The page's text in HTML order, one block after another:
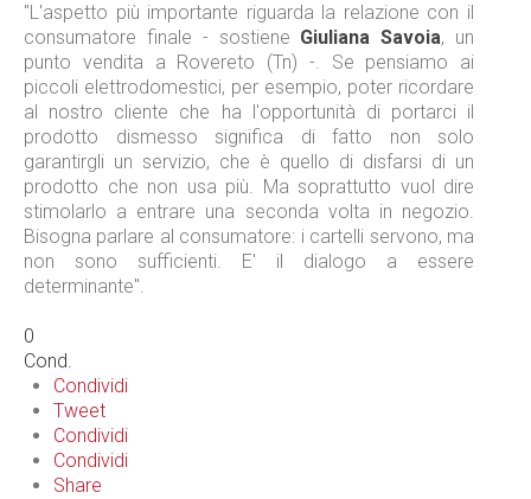
"L'aspetto più importante riguarda la relazione con il
consumatore finale - sostiene Giuliana Savoia, un
punto vendita a Rovereto (Tn) -. Se pensiamo ai
piccoli elettrodomestici, per esempio, poter ricordare
al nostro cliente che ha l'opportunità di portarci il
prodotto dismesso significa di fatto non solo
garantirgli un servizio, che è quello di disfarsi di un
prodotto che non usa più. Ma soprattutto vuol dire
stimolarlo a entrare una seconda volta in negozio.
Bisogna parlare al consumatore: i cartelli servono, ma
non sono sufficienti. E' il dialogo a essere
determinante".
0
Cond.
Condividi
Tweet
Condividi
Condividi
Share